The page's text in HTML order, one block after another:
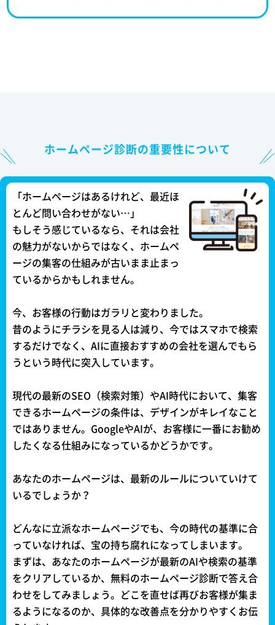
ホームページ診断の重要性について
「ホームページはあるけれど、最近ほ
とんど問い合わせがない…」
もしそう感じているなら、それは会社
の魅力がないからではなく、ホームペ
ージの集客の仕組みが古いまま止まっ
ているからかもしれません。
今、お客様の行動はガラリと変わりました。
昔のようにチラシを見る人は減り、今ではスマホで検索
するだけでなく、AIに直接おすすめの会社を選んでもら
うという時代に突入しています。
現代の最新のSEO（検索対策）やAI時代において、集客
できるホームページの条件は、デザインがキレイなこと
ではありません。GoogleやAIが、お客様に一番にお勧め
したくなる仕組みになっているかどうかです。
あなたのホームページは、最新のルールについていけて
いるでしょうか？
どんなに立派なホームページでも、今の時代の基準に合
っていなければ、宝の持ち腐れになってしまいます。
まずは、あなたのホームページが最新のAIや検索の基準
をクリアしているか、無料のホームページ診断で答え合
わせをしてみましょう。どこを直せば再びお客様が集ま
るようになるのか、具体的な改善点を分かりやすくお伝